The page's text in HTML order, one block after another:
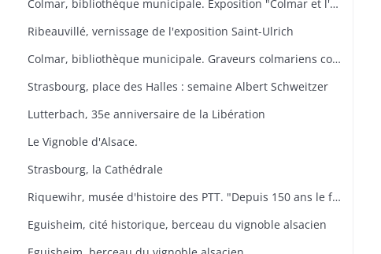
Colmar, bibliothèque municipale. Exposition "Colmar et l'Ex-lbiris
Ribeauvillé, vernissage de l'exposition Saint-Ulrich
Colmar, bibliothèque municipale. Graveurs colmariens contemporains
Strasbourg, place des Halles : semaine Albert Schweitzer
Lutterbach, 35e anniversaire de la Libération
Le Vignoble d'Alsace.
Strasbourg, la Cathédrale
Riquewihr, musée d'histoire des PTT. "Depuis 150 ans le facteur de campagne
Eguisheim, cité historique, berceau du vignoble alsacien